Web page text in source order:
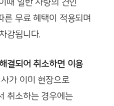
때 일반 차량의 견인
른 무료 혜택이 적용되며
감됩니다.
결되어 취소하면 이용
가 이미 현장으로
취소하는 경우에는